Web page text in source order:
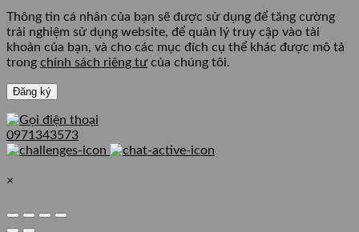
Thông tin cá nhân của bạn sẽ được sử dụng để tăng cường
trải nghiệm sử dụng website, để quản lý truy cập vào tài
khoản của bạn, và cho các mục đích cụ thể khác được mô tả
trong chính sách riêng tưcủa chúng tôi.
Đăng ký
0971343573
×